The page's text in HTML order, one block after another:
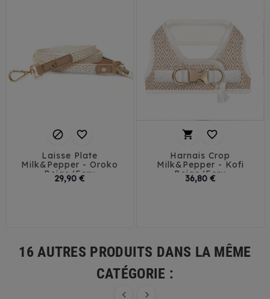
 
Laisse Plate
Milk&Pepper - Oroko
Beige/Ecru
29,90 €
 
Harnais Crop
Milk&Pepper - Kofi
Beige/Ecru
36,80 €Prix
16 AUTRES PRODUITS DANS LA MÊME
CATÉGORIE :
 